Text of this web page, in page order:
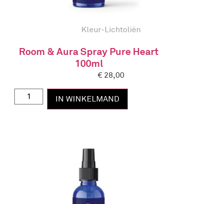
Kleur-Lichtoliën
Room & Aura Spray Pure Heart
100ml
€ 28,00
IN WINKELMAND